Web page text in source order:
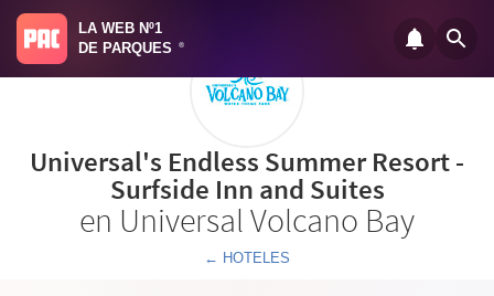
LA WEB Nº1
DE PARQUES
®
Universal's Endless Summer Resort -
Surfside Inn and Suites
en Universal Volcano Bay
← HOTELES